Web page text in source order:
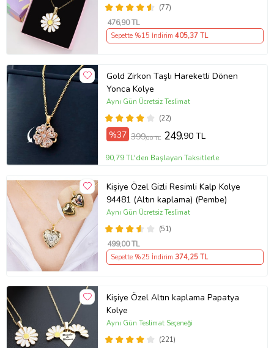
(77)
476,90 TL
Sepette %15 İndirim 405,37 TL
Gold Zirkon Taşlı Hareketli Dönen
Yonca Kolye
(22)
Aynı Gün Ücretsiz Teslimat
%37 399,00 TL 249,90 TL
90,79 TL'den Başlayan Taksitlerle
Kişiye Özel Gizli Resimli Kalp Kolye
94481 (Altın kaplama) (Pembe)
(51)
Aynı Gün Ücretsiz Teslimat
499,00 TL
Sepette %25 İndirim 374,25 TL
Kişiye Özel Altın kaplama Papatya
Kolye
(221)
Aynı Gün Teslimat Seçeneği